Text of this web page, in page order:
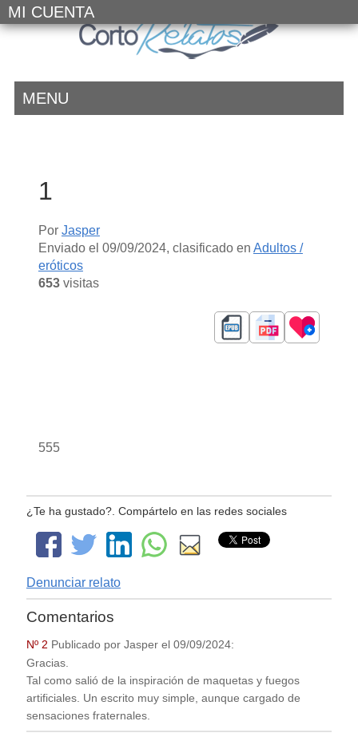
MI CUENTA
MENU
1
Por Jasper
Enviado el 09/09/2024, clasificado en Adultos /
eróticos
653visitas
555
¿Te ha gustado?. Compártelo en las redes sociales
Denunciar relato
Comentarios
Nº 2 Publicado por Jasper el 09/09/2024:
Gracias.
Tal como salió de la inspiración de maquetas y fuegos
artificiales. Un escrito muy simple, aunque cargado de
sensaciones fraternales.